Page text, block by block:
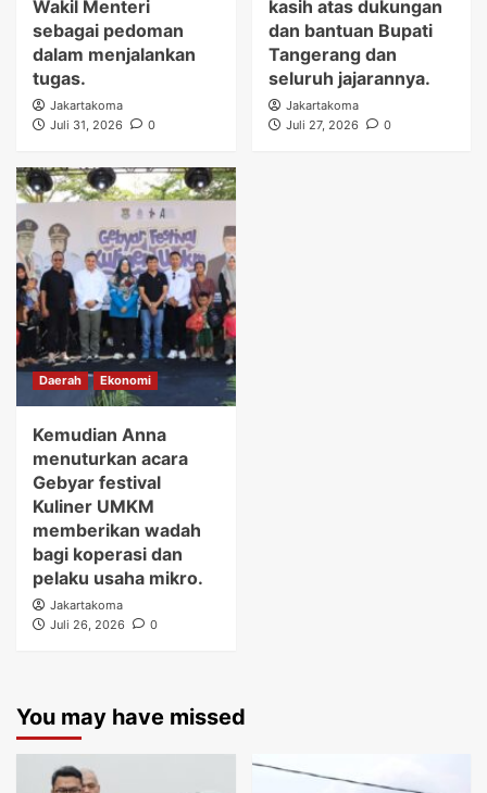
Wakil Menteri
sebagai pedoman
dalam menjalankan
tugas.
Jakartakoma
Juli 31, 2026
0
kasih atas dukungan
dan bantuan Bupati
Tangerang dan
seluruh jajarannya.
Jakartakoma
Juli 27, 2026
0
Daerah Ekonomi
Kemudian Anna
menuturkan acara
Gebyar festival
Kuliner UMKM
memberikan wadah
bagi koperasi dan
pelaku usaha mikro.
Jakartakoma
Juli 26, 2026
0
You may have missed